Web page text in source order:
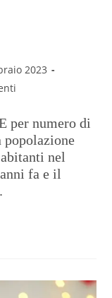
2023
per numero di
nel
fa e il